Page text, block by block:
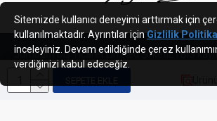
Max. Single Fan Airflow
Max. Static Pressure
Power Specifications
SEPETE EKLE
Jumbum Dış Ticaret Limited ŞirketiETBIS
Sitemizde kullanıcı deneyimi arttırmak için
kullanılmaktadır. Ayrıntılar için Gizlilik
inceleyiniz. Devam edildiğinde çerez
verdiğinizi kabul edeceğiz.